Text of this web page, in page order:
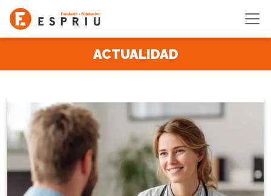
Pasar al contenido principal
ACTUALIDAD